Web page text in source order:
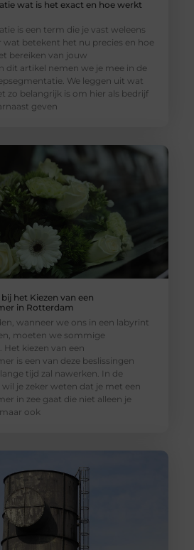
wat is het exact en hoe werkt
is een term die je vast weleens
betekent het nu precies en hoe
bereiken van jouw
dit artikel nemen we je mee in de
We leggen uit wat
zo belangrijk is om hier als bedrijf
geven
het Kiezen van een
in Rotterdam
wanneer we ons in een labyrint
moeten we sommige
Het kiezen van een
is een van deze beslissingen
tijd zal nawerken. In de
je zeker weten dat je met een
in zee gaat die niet alleen je
ook